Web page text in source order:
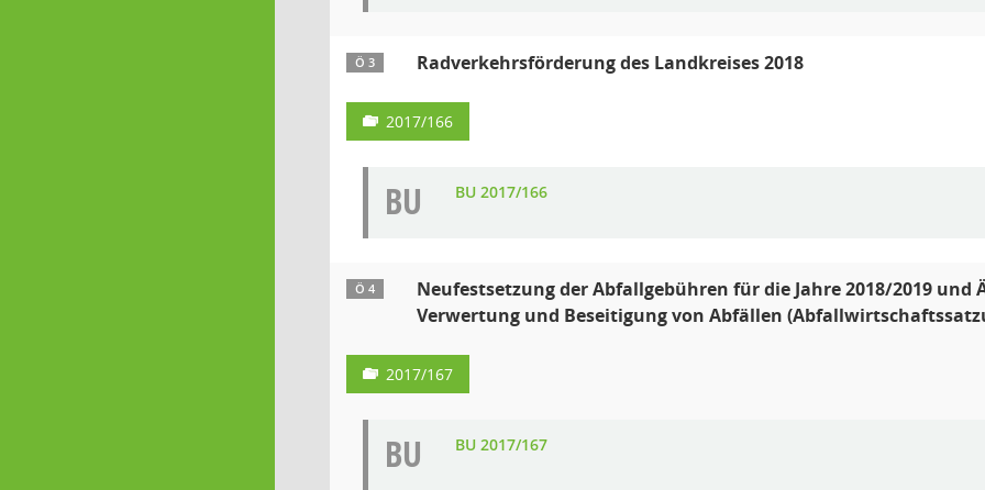
Ö 3 Radverkehrsförderung des Landkreises 2018
2017/166
BU BU 2017/166
Ö 4
Neufestsetzung der Abfallgebühren für die Jahre 2018/2019
Verwertung und Beseitigung von Abfällen
2017/167
BU BU 2017/167